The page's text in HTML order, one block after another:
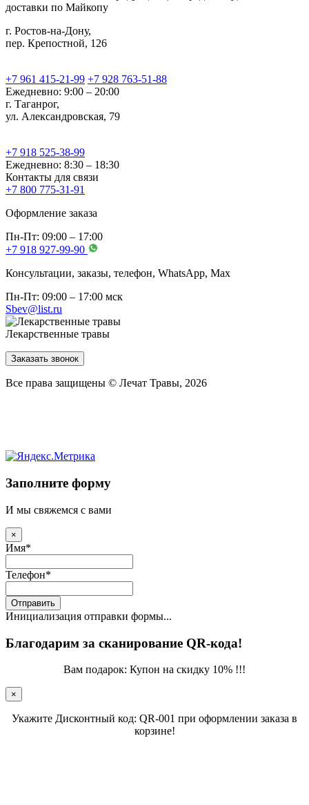
доставки по Майкопу
г. Ростов-на-Дону,
пер. Крепостной, 126
+7 961 415-21-99 +7 928 763-51-88
Ежедневно: 9:00 – 20:00
г. Таганрог,
ул. Александровская, 79
+7 918 525-38-99
Ежедневно: 8:30 – 18:30
Контакты для связи
+7 800 775-31-91
Оформление заказа
Пн-Пт: 09:00 – 17:00
+7 918 927-99-90
Консультации, заказы, телефон, WhatsApp, Мах
Пн-Пт: 09:00 – 17:00 мск
Sbev@list.ru
Лекарственные травы
Заказать звонок
Все права защищены © Лечат Травы, 2026
Заполните форму
И мы свяжемся с вами
×
Имя*
Телефон*
Отправить
Инициализация отправки формы...
Благодарим за сканирование QR-кода!
Вам подарок: Купон на скидку 10% !!!
×
Укажите Дисконтный код: QR-001 при оформлении заказа в
корзине!